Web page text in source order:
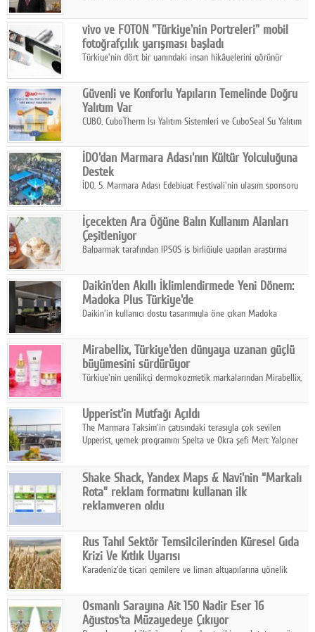
Çelik FAVÖK Marjını %16,1'e yükseltti.
vivo ve FOTON "Türkiye'nin Portreleri" mobil
fotoğrafçılık yarışması başladı
Türkiye'nin dört bir yanındaki insan hikâyelerini görünür
insanını, kültürünü ve yaşamını portre fotoğraflarıyla
anlatmaya davet ediyor.
Güvenli ve Konforlu Yapıların Temelinde Doğru
Yalıtım Var
CUBO, CuboTherm Isı Yalıtım Sistemleri ve CuboSeal Su Yalıtım
ve sürdürülebilir çözümler sunuyor.
İDO'dan Marmara Adası'nın Kültür Yolculuğuna
Destek
İDO, 5. Marmara Adası Edebiyat Festivali'nin ulaşım sponsoru
ettiriyor.
İçecekten Ara Öğüne Balın Kullanım Alanları
Çeşitleniyor
Balparmak tarafından IPSOS iş birliğiyle yapılan araştırma
ıhlamur gibi içeceklerde tercih ettiğini ortaya koyuyor.
Daikin'den Akıllı İklimlendirmede Yeni Dönem:
Madoka Plus Türkiye'de
Daikin'in kullanıcı dostu tasarımıyla öne çıkan Madoka
kontrol ünitesi Madoka Plus Türkiye'de satışa sunuldu.
Mirabellix, Türkiye'den dünyaya uzanan güçlü
büyümesini sürdürüyor
Türkiye'nin yenilikçi dermokozmetik markalarından Mirabellix,
ürünleriyle hem yurt içinde hem de uluslararası pazarlarda
büyümesini sürdürüyor.
Upperist'in Mutfağı Açıldı
The Marmara Taksim'in çatısındaki terasıyla çok sevilen
Upperist, yemek programını Spelta ve Okra şefi Mert Yalçıner
Shake Shack, Yandex Maps & Navi'nin “Markalı
Rota” reklam formatını kullanan ilk
reklamveren oldu
artırmak amacıyla Cereyan Medya ve Yandex Ads iş birliğiyle
Yandex Maps & Navi'nin yeni "Markalı Rota" reklam formatını
kullanan ilk marka oldu.
Rus Tahıl Sektör Temsilcilerinden Küresel Gıda
Krizi Ve Kıtlık Uyarısı
Karadeniz'de ticari gemilere ve liman altyapılarına yönelik
geçirdi.
Osmanlı Sarayına Ait 150 Nadir Eser 16
Ağustos'ta Müzayedeye Çıkıyor